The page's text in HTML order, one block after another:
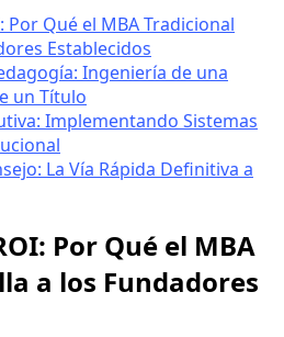
Por Qué el MBA Tradicional
Establecidos
Ingeniería de una
un Título
Implementando Sistemas
La Vía Rápida Definitiva a
Por Qué el MBA
a los Fundadores